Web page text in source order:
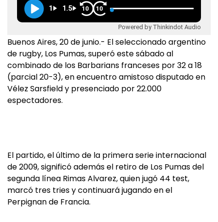
1 1.5 10 10
Powered by Thinkindot Audio
Buenos Aires, 20 de junio.- El seleccionado argentino
de rugby, Los Pumas, superó este sábado al
combinado de los Barbarians franceses por 32 a 18
(parcial 20-3), en encuentro amistoso disputado en
Vélez Sarsfield y presenciado por 22.000
espectadores.
El partido, el último de la primera serie internacional
de 2009, significó además el retiro de Los Pumas del
segunda línea Rimas Alvarez, quien jugó 44 test,
marcó tres tries y continuará jugando en el
Perpignan de Francia.